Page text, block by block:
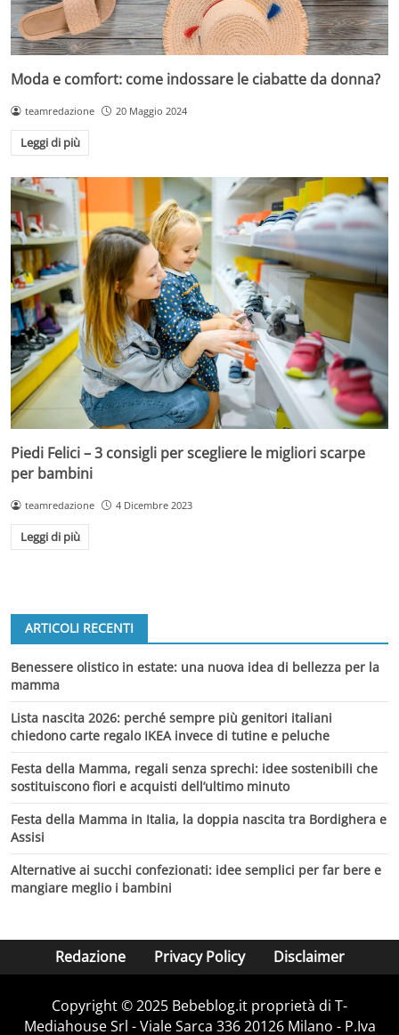
Moda e comfort: come indossare le ciabatte da donna?
teamredazione 20 Maggio 2024
Leggi di più
Piedi Felici – 3 consigli per scegliere le migliori scarpe
per bambini
teamredazione 4 Dicembre 2023
Leggi di più
ARTICOLI RECENTI
Benessere olistico in estate: una nuova idea di bellezza per la
mamma
Lista nascita 2026: perché sempre più genitori italiani
chiedono carte regalo IKEA invece di tutine e peluche
Festa della Mamma, regali senza sprechi: idee sostenibili che
sostituiscono fiori e acquisti dell’ultimo minuto
Festa della Mamma in Italia, la doppia nascita tra Bordighera e
Assisi
Alternative ai succhi confezionati: idee semplici per far bere e
mangiare meglio i bambini
Redazione Privacy Policy Disclaimer
Copyright © 2025 Bebeblog.it proprietà di T-
Mediahouse Srl - Viale Sarca 336 20126 Milano - P.Iva